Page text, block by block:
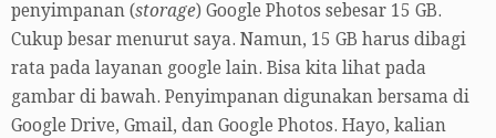
penyimpanan (storage) Google Photos sebesar 15 GB.
Cukup besar menurut saya. Namun, 15 GB harus dibagi
rata pada layanan google lain. Bisa kita lihat pada
gambar di bawah. Penyimpanan digunakan bersama di
Google Drive, Gmail, dan Google Photos. Hayo, kalian